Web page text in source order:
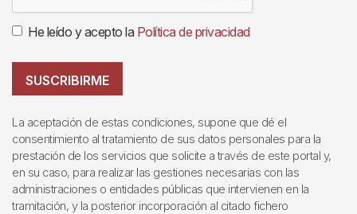
He leído y acepto la Política de privacidad
SUSCRIBIRME
La aceptación de estas condiciones, supone que dé el
consentimiento al tratamiento de sus datos personales para la
prestación de los servicios que solicite a través de este portal y,
en su caso, para realizar las gestiones necesarias con las
administraciones o entidades públicas que intervienen en la
tramitación, y la posterior incorporación al citado fichero